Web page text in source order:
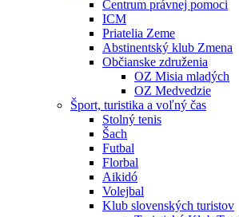
Centrum právnej pomoci
ICM
Priatelia Zeme
Abstinentský klub Zmena
Občianske združenia
OZ Misia mladých
OZ Medvedzie
Šport, turistika a voľný čas
Stolný tenis
Šach
Futbal
Florbal
Aikidó
Volejbal
Klub slovenských turistov